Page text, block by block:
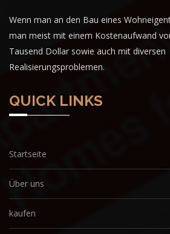
Wenn man an den Bau eines
man meist mit einem Kostenaufwand
Tausend Dollar sowie auch mit diversen
Realisierungsproblemen.
QUICK LINKS
Startseite
Über uns
kaufen